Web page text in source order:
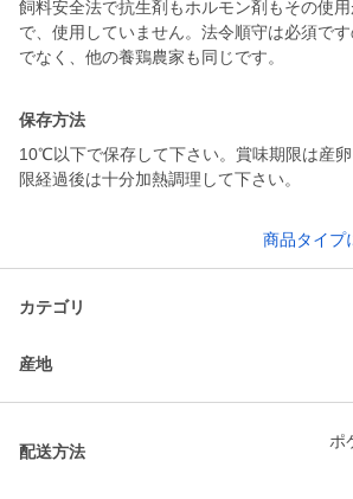
飼料安全法で抗生剤もホルモン剤もその使
で、使用していません。法令順守は必須で
でなく、他の養鶏農家も同じです。
保存方法
10℃以下で保存して下さい。賞味期限は産
限経過後は十分加熱調理して下さい。
商品タイプ
カテゴリ
産地
配送方法
ポ